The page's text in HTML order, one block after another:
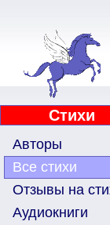
Стихи
Авторы
Все стихи
Отзывы на
Аудиокниги